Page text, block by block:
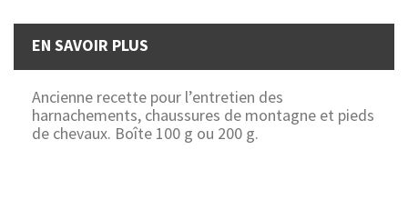
EN SAVOIR PLUS
Ancienne recette pour l’entretien des
harnachements, chaussures de montagne et pieds
de chevaux. Boîte 100 g ou 200 g.